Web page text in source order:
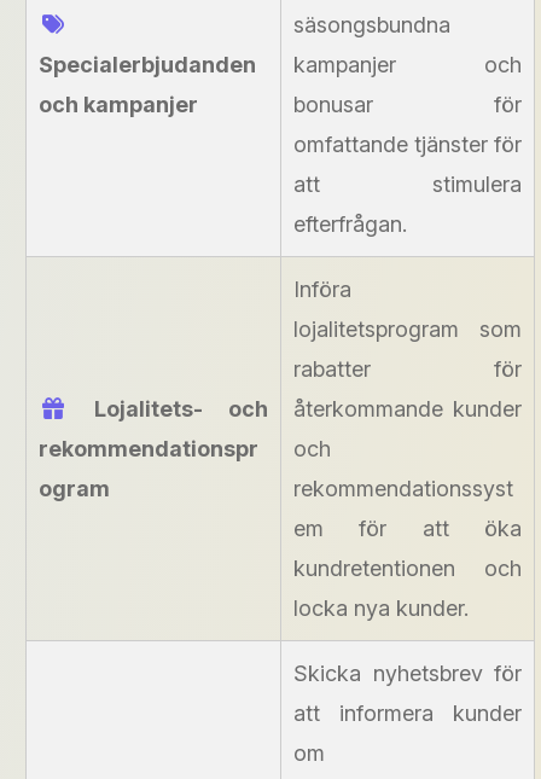
Specialerbjudanden
och kampanjer
säsongsbundna
kampanjer och
bonusar för
omfattande tjänster för
att stimulera
efterfrågan.
Lojalitets- och
rekommendationspr
ogram
Införa
lojalitetsprogram som
rabatter för
återkommande kunder
och
rekommendationssyst
em för att öka
kundretentionen och
locka nya kunder.
Skicka nyhetsbrev för
att informera kunder
om